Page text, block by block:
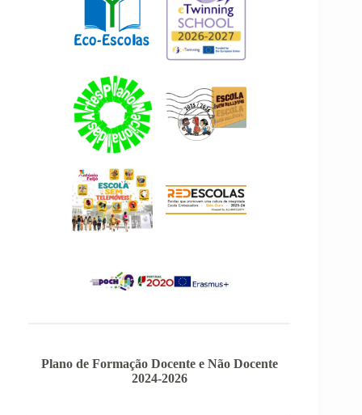
Plano de Formação Docente e Não Docente
2024-2026